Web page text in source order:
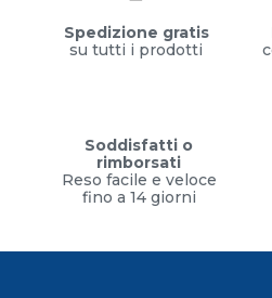
Spedizione gratis
su tutti i prodotti
Soddisfatti o
rimborsati
Reso facile e veloce
fino a 14 giorni